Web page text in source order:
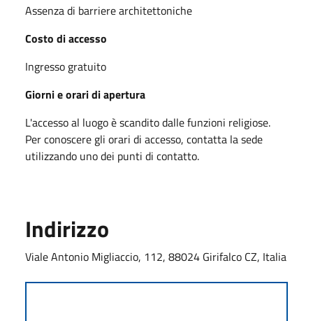
Assenza di barriere architettoniche
Costo di accesso
Ingresso gratuito
Giorni e orari di apertura
L'accesso al luogo è scandito dalle funzioni religiose.
Per conoscere gli orari di accesso, contatta la sede
utilizzando uno dei punti di contatto.
Indirizzo
Viale Antonio Migliaccio, 112, 88024 Girifalco CZ, Italia